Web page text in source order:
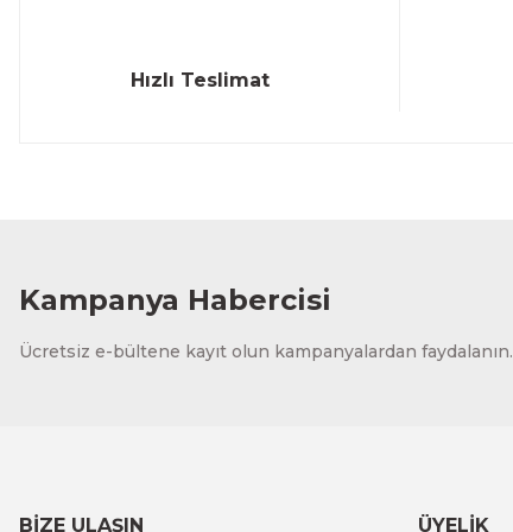
Hızlı Teslimat
Kampanya Habercisi
Ücretsiz e-bültene kayıt olun kampanyalardan faydalanın.
BİZE ULAŞIN ÜYELİK